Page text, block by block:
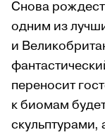
Снова
одним из
и
переносит
к биомам
скульптурами,